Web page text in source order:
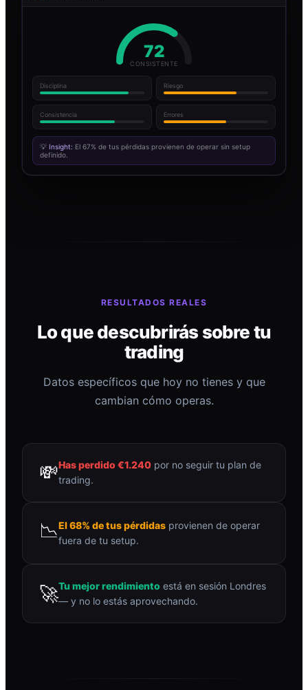
72
CONSISTENTE
Disciplina Riesgo
Consistencia Errores
💡 Insight: El 67% de tus pérdidas provienen de operar sin setup
definido.
RESULTADOS REALES
Lo que descubrirás sobre tu
trading
Datos específicos que hoy no tienes y que
cambian cómo operas.
💸Has perdido €1.240 por no seguir tu plan de
trading.
📉El 68% de tus pérdidas provienen de operar
fuera de tu setup.
🚀Tu mejor rendimiento está en sesión Londres
— y no lo estás aprovechando.